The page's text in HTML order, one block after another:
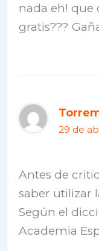
nada eh! que
gratis???
29 de
Antes de
saber utilizar
Según el
Academia